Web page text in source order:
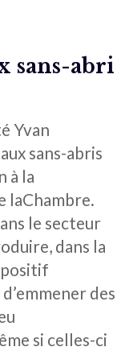
sans-abri
Yvan
sans-abris
à la
laChambre.
le secteur
dans la
des
si celles-ci